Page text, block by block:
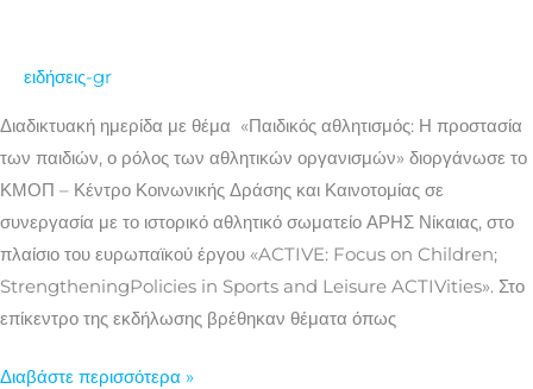
ειδήσεις-gr
Διαδικτυακή ημερίδα με θέμα «Παιδικός αθλητισμός: Η προστασία
των παιδιών, ο ρόλος των αθλητικών οργανισμών» διοργάνωσε το
ΚΜΟΠ – Κέντρο Κοινωνικής Δράσης και Καινοτομίας σε
συνεργασία με το ιστορικό αθλητικό σωματείο ΑΡΗΣ Νίκαιας, στο
πλαίσιο του ευρωπαϊκού έργου «ACTIVE: Focus on Children;
StrengtheningPolicies in Sports and Leisure ACTIVities». Στο
επίκεντρο της εκδήλωσης βρέθηκαν θέματα όπως
Διαβάστε περισσότερα »